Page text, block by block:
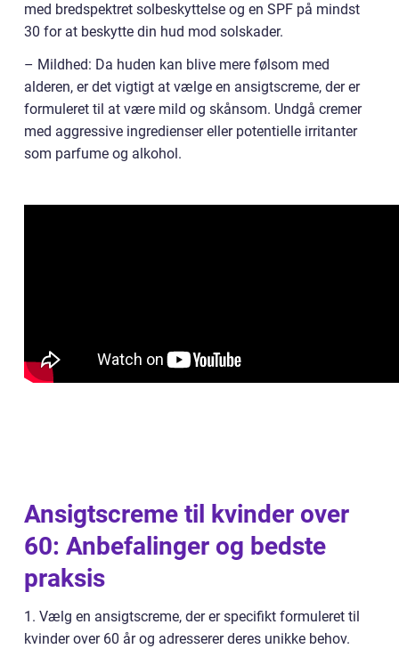
med bredspektret solbeskyttelse og en SPF på mindst
30 for at beskytte din hud mod solskader.
– Mildhed: Da huden kan blive mere følsom med
alderen, er det vigtigt at vælge en ansigtscreme, der er
formuleret til at være mild og skånsom. Undgå cremer
med aggressive ingredienser eller potentielle irritanter
som parfume og alkohol.
Ansigtscreme til kvinder over
60: Anbefalinger og bedste
praksis
1. Vælg en ansigtscreme, der er specifikt formuleret til
kvinder over 60 år og adresserer deres unikke behov.